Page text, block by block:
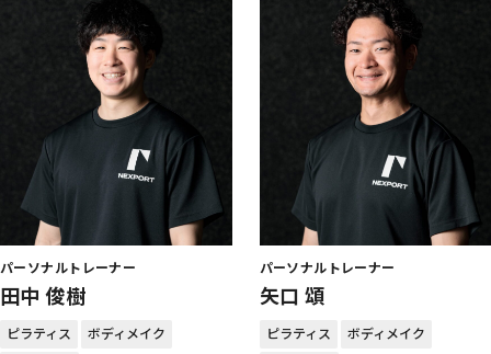
パーソナルトレーナー
田中 俊樹
ピラティス
ボディメイク
パーソナルトレーナー
矢口 頌
ピラティス
ボディメイク